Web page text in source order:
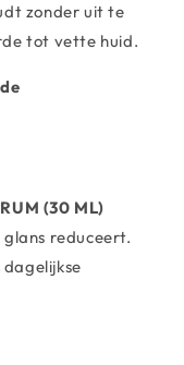
zonder uit te
tot vette huid.
(30 ML)
reduceert.